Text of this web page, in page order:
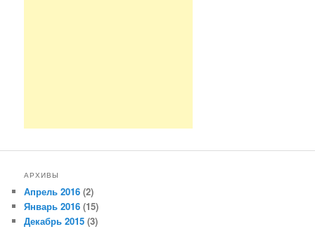
АРХИВЫ
Апрель 2016 (2)
Январь 2016 (15)
Декабрь 2015 (3)